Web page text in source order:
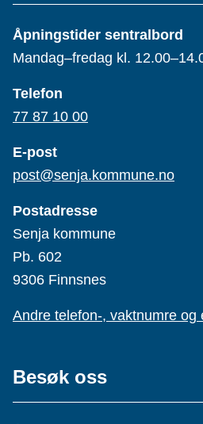
Åpningstider sentralbord
Mandag–fredag kl.
Telefon
77 87 10 00
E-post
post@senja.kommune.no
Postadresse
Senja kommune
Pb. 602
9306 Finnsnes
Andre telefon-, vaktnumre og
Besøk oss